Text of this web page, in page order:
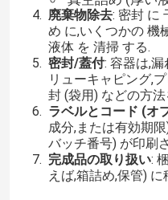
廃棄物除去: 密封 に
め に,いくつかの 機
液体 を 清掃 する.
密封/蓋付: 容器は,
リューキャピング,
封 (袋用) などの方
ラベルとコード (オ
成分,または有効期
バッチ番号) が印刷
完成品の取り扱い:
えば,箱詰め,保管) に